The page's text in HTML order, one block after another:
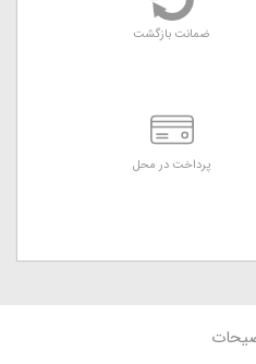
ضمانت بازگشت
پرداخت در محل